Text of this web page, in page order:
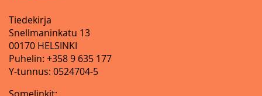
Tiedekirja
Snellmaninkatu 13
00170 HELSINKI
Puhelin: +358 9 635 177
Y-tunnus: 0524704-5